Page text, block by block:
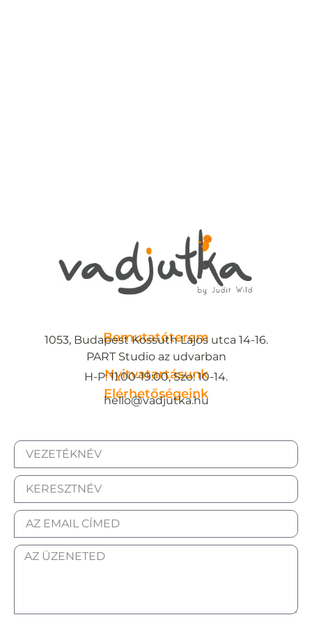
Bemutatóterem
1053, Budapest Kossuth Lajos utca 14-16.
PART Studio az udvarban
Nyitvatartásunk
H-P: 11:00-19:00, Szo: 10-14.
Elérhetőségeink
hello@vadjutka.hu